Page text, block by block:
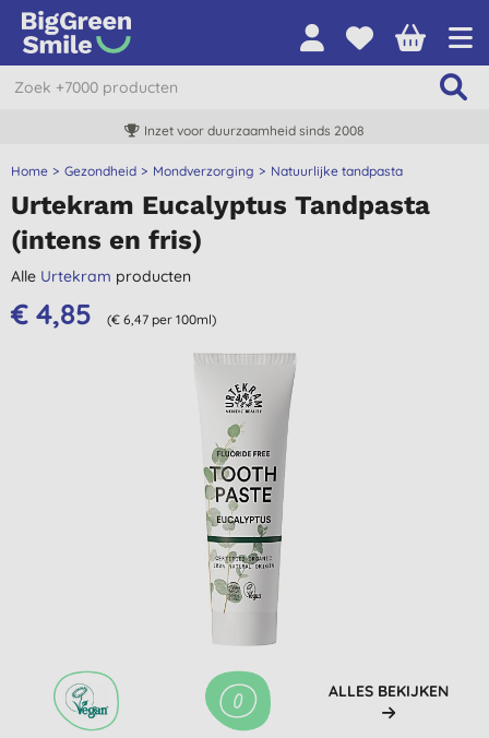
Inzet voor duurzaamheid sinds 2008
Home Gezondheid Mondverzorging Natuurlijke tandpasta
Urtekram Eucalyptus Tandpasta
(intens en fris)
Alle Urtekram producten
€ 4,85 (€ 6,47 per 100ml)
ALLES BEKIJKEN